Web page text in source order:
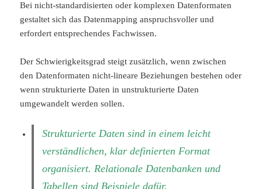
Bei nicht-standardisierten oder komplexen Datenformaten
gestaltet sich das Datenmapping anspruchsvoller und
erfordert entsprechendes Fachwissen.
Der Schwierigkeitsgrad steigt zusätzlich, wenn zwischen
den Datenformaten nicht-lineare Beziehungen bestehen oder
wenn strukturierte Daten in unstrukturierte Daten
umgewandelt werden sollen.
Strukturierte Daten sind in einem leicht
verständlichen, klar definierten Format
organisiert. Relationale Datenbanken und
Tabellen sind Beispiele dafür.